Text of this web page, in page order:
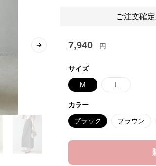
Next slide
ご注文確
7,940 円
サイズ
M L
カラー
ブラック ブラウン